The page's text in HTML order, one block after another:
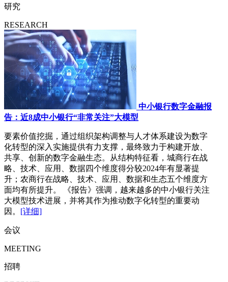
研究
RESEARCH
中小银行数字金融报
告：近8成中小银行“非常关注”大模型
要素价值挖掘，通过组织架构调整与人才体系建设为数字
化转型的深入实施提供有力支撑，最终致力于构建开放、
共享、创新的数字金融生态。从结构特征看，城商行在战
略、技术、应用、数据四个维度得分较2024年有显著提
升；农商行在战略、技术、应用、数据和生态五个维度方
面均有所提升。 《报告》强调，越来越多的中小银行关注
大模型技术进展，并将其作为推动数字化转型的重要动
因。 [详细]
会议
MEETING
招聘